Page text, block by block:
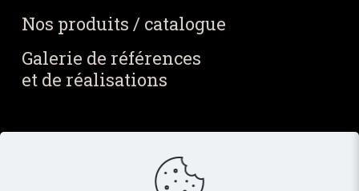
Nos produits / catalogue
Galerie de références
et de réalisations